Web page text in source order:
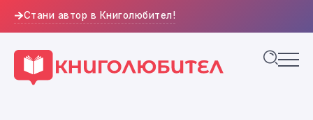
Стани автор в Книголюбител!